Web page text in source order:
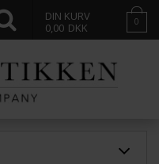
DIN KURV
0,00 DKK 0